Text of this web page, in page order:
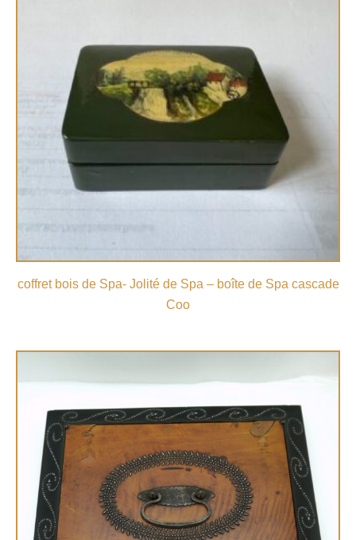
coffret bois de Spa- Jolité de Spa – boîte de Spa cascade
Coo